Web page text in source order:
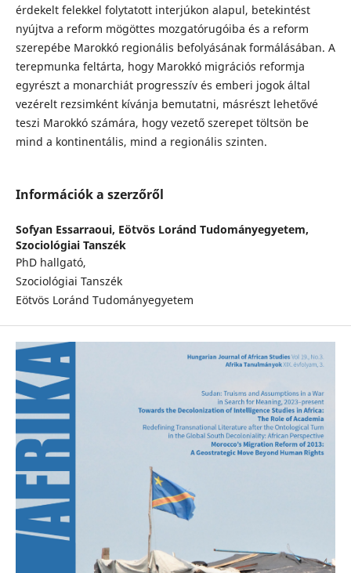
érdekelt felekkel folytatott interjúkon alapul, betekintést
nyújtva a reform mögöttes mozgatórugóiba és a reform
szerepébe Marokkó regionális befolyásának formálásában. A
terepmunka feltárta, hogy Marokkó migrációs reformja
egyrészt a monarchiát progresszív és emberi jogok által
vezérelt rezsimként kívánja bemutatni, másrészt lehetővé
teszi Marokkó számára, hogy vezető szerepet töltsön be
mind a kontinentális, mind a regionális szinten.
Információk a szerzőről
Sofyan Essarraoui, Eötvös Loránd Tudományegyetem,
Szociológiai Tanszék
PhD hallgató,
Szociológiai Tanszék
Eötvös Loránd Tudományegyetem